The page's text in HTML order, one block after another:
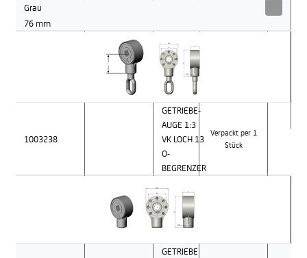
Grau
76 mm
1003238
GETRIEBE-
AUGE 1:3
VK LOCH 13
O-
BEGRENZER
Verpackt per 1
Stück
GETRIEBE